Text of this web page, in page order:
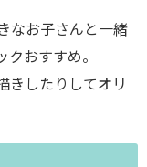
なお子さんと一緒
おすすめ。
きしたりしてオリ